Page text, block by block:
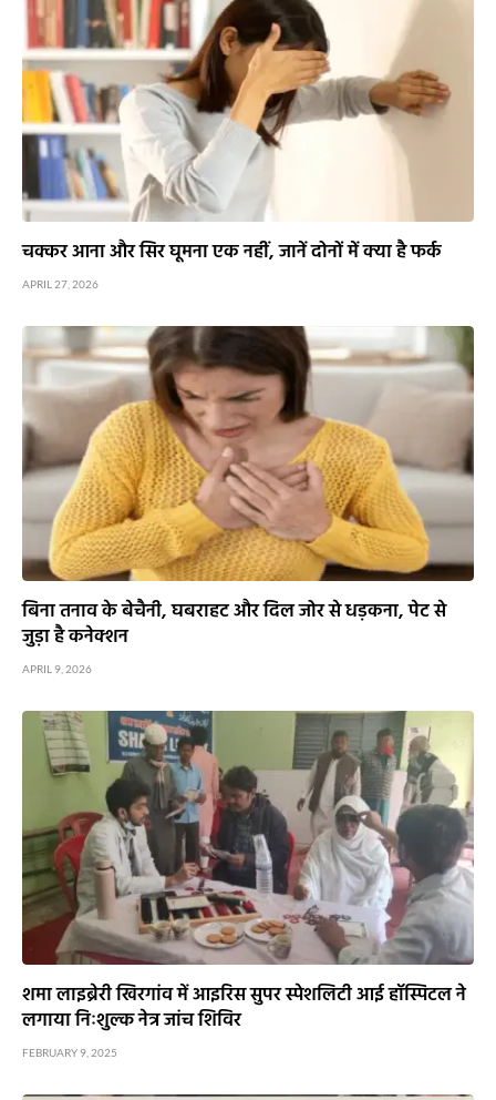
चक्कर आना और सिर घूमना एक नहीं, जानें दोनों में क्या है फर्क
APRIL 27, 2026
बिना तनाव के बेचैनी, घबराहट और दिल जोर से धड़कना, पेट से
जुड़ा है कनेक्शन
APRIL 9, 2026
शमा लाइब्रेरी खिरगांव में आइरिस सुपर स्पेशलिटी आई हॉस्पिटल ने
लगाया निःशुल्क नेत्र जांच शिविर
FEBRUARY 9, 2025